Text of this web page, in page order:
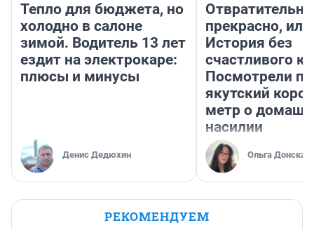
Тепло для бюджета, но
холодно в салоне
зимой. Водитель 13 лет
ездит на электрокаре:
плюсы и минусы
Денис Дедюхин
Отвратительно
прекрасно, или
История без
счастливого
Посмотрели
якутский
метр о
насилии
Ольга Донская
РЕКОМЕНДУЕМ